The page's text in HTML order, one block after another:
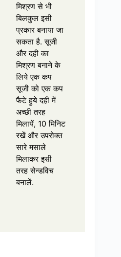
मिश्रण से भी
बिलकुल इसी
प्रकार बनाया जा
सकता है. सूजी
और दही का
मिश्रण बनाने के
लिये एक कप
सूजी को एक कप
फैटे हुये दही में
अच्छी तरह
मिलायें, 10 मिनिट
रखें और उपरोक्त
सारे मसाले
मिलाकर इसी
तरह सेन्डविच
बनालें.